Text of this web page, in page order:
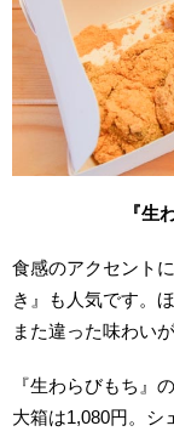
『生
食感のアクセント
き』も人気です。
また違った味わい
『生わらびもち』
大箱は1,080円。シ